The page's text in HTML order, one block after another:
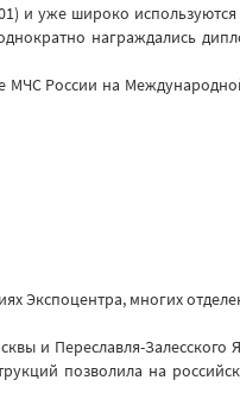
и уже широко
награждались
МЧС России на
Экспоцентра, многих
и Переславля-Залесского
позволила на